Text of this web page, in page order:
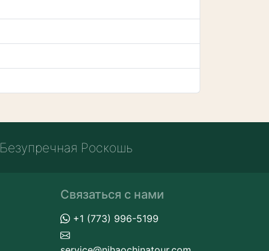
Безупречная Роскошь
Связаться с нами
+1 (773) 996-5199